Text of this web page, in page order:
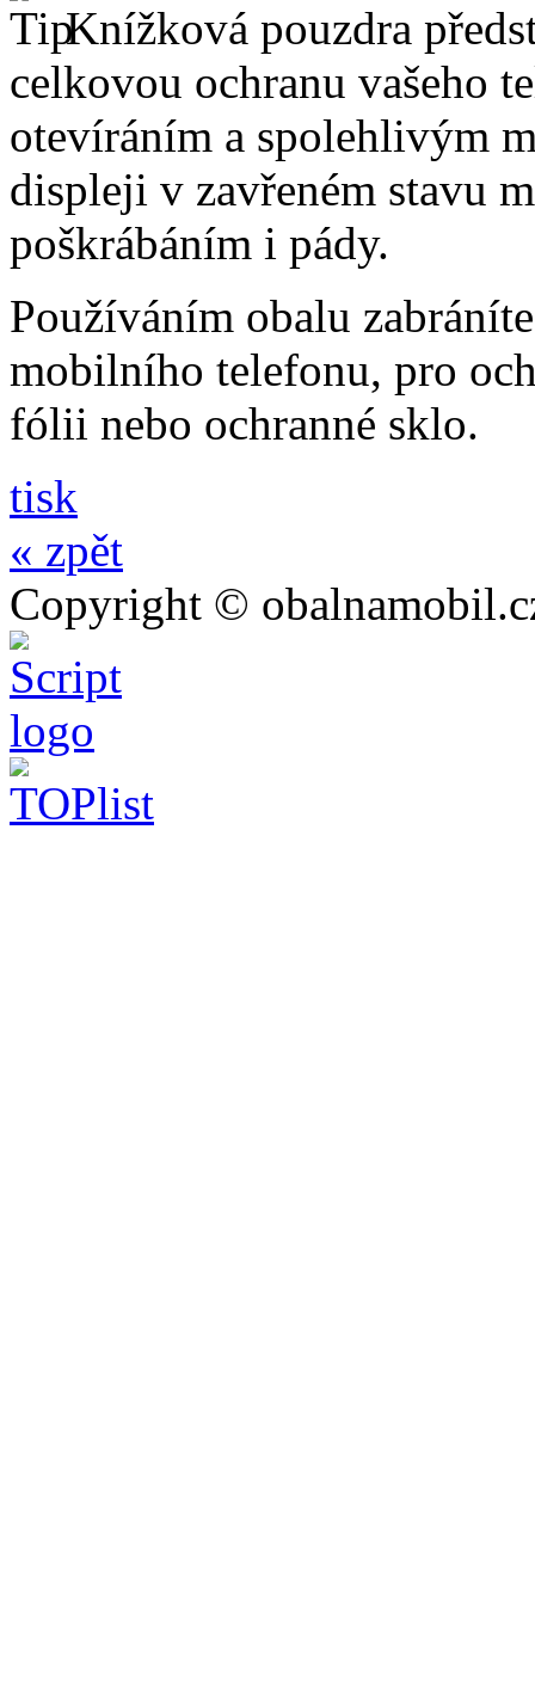
Knížková pouzdra
celkovou ochranu vašeho
otevíráním a spolehlivým
displeji v zavřeném stavu
poškrábáním i pády.
Používáním obalu
mobilního telefonu, pro
fólii nebo ochranné sklo.
tisk
« zpět
Copyright ©